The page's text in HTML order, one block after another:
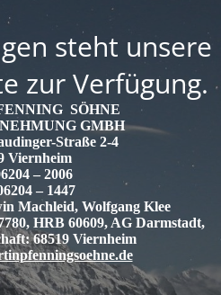
steht unsere
zur Verfügung.
SÖHNE
GMBH
Straße 2-4
Viernheim
– 2006
– 1447
Machleid, Wolfgang Klee
HRB 60609, AG Darmstadt,
68519 Viernheim